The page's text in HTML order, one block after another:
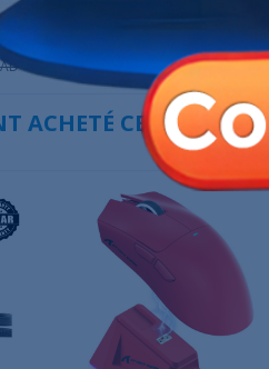
1 249,00 MAD 1 299,00 MAD
ACHETÉ CE